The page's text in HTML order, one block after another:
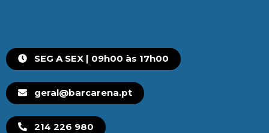
SEG A SEX | 09h00 às 17h00
geral@barcarena.pt
214 226 980